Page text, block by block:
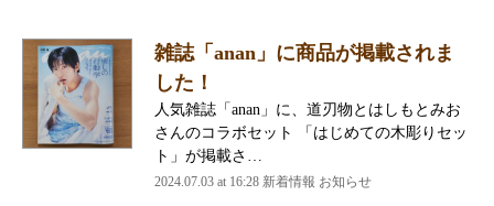
雑誌「anan」に商品が掲載されま
した！
人気雑誌「anan」に、道刃物とはしもとみお
さんのコラボセット 「はじめての木彫りセッ
ト」が掲載さ…
2024.07.03 at 16:28 新着情報 お知らせ